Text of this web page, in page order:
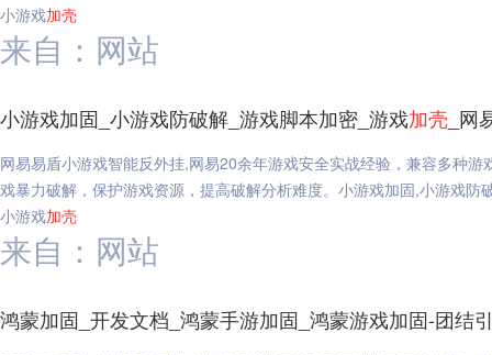
小游戏加壳
来自：网站
小游戏加固_小游戏防破解_游戏脚本加密_游戏加壳 _
网易易盾小游戏智能反外挂,网易20余年游戏安全实战经验，兼容多种
戏暴力破解，保护游戏资源，提高破解分析难度。小游戏加固,小游戏防
小游戏加壳
来自：网站
鸿蒙加固_开发文档_鸿蒙手游加固_鸿蒙游戏加固-团结